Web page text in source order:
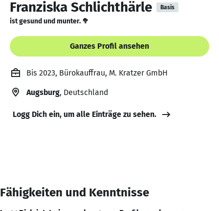
Franziska Schlichthärle Basis
ist gesund und munter. 🥦
Ganzes Profil ansehen
Bis 2023, Bürokauffrau, M. Kratzer GmbH
Augsburg, Deutschland
Logg Dich ein, um alle Einträge zu sehen.
Fähigkeiten und Kenntnisse